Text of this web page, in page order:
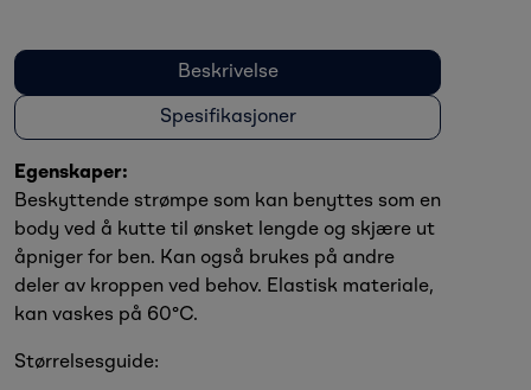
Beskrivelse
Spesifikasjoner
Egenskaper:
Beskyttende strømpe som kan benyttes som en
body ved å kutte til ønsket lengde og skjære ut
åpniger for ben. Kan også brukes på andre
deler av kroppen ved behov. Elastisk materiale,
kan vaskes på 60°C.
Størrelsesguide: